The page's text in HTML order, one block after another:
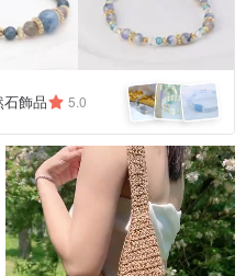
飾品 5.0